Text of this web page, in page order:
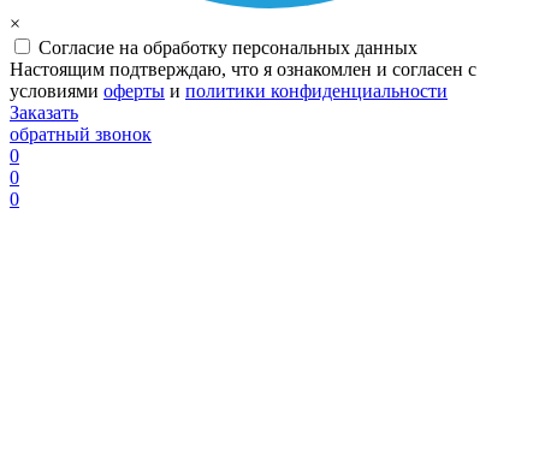
×
Согласие на обработку персональных данных
Настоящим подтверждаю, что я ознакомлен и согласен с
условиями оферты и политики конфиденциальности
Заказать
обратный звонок
0
0
0